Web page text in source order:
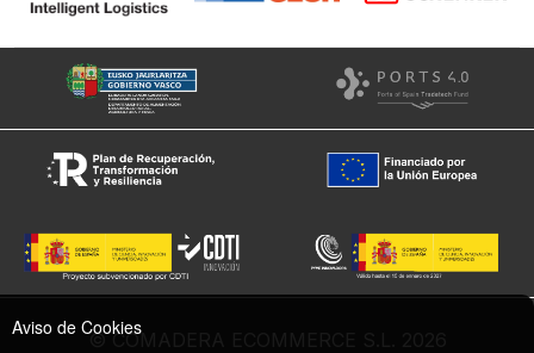
© COMADERA ECOMMERCE S.L. 2026
Aviso de Cookies